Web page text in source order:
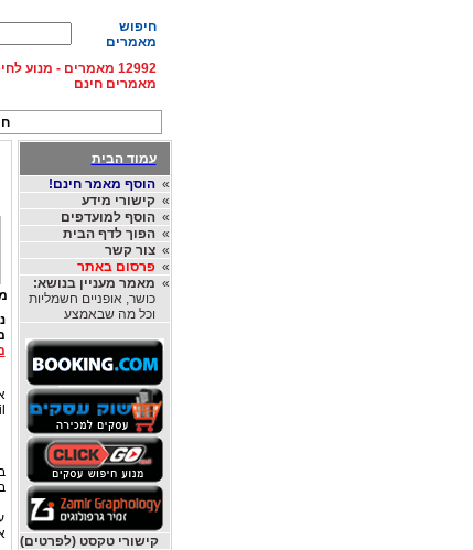
חיפוש
מאמרים
12992 מאמרים -
מאמרים חינם
עמוד הבית
»הוסף מאמר חינם!
»קישורי מידע
»הוסף למועדפים
»הפוך לדף הבית
»צור קשר
»פרסום באתר
» מאמר מעניין בנושא:
כושר, אופניים חשמליות
וכל מה שבאמצע
קישורי טקסט (לפרטים)